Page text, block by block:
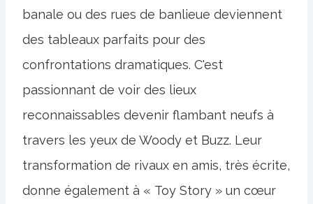
banale ou des rues de banlieue deviennent
des tableaux parfaits pour des
confrontations dramatiques. C'est
passionnant de voir des lieux
reconnaissables devenir flambant neufs à
travers les yeux de Woody et Buzz. Leur
transformation de rivaux en amis, très écrite,
donne également à « Toy Story » un cœur